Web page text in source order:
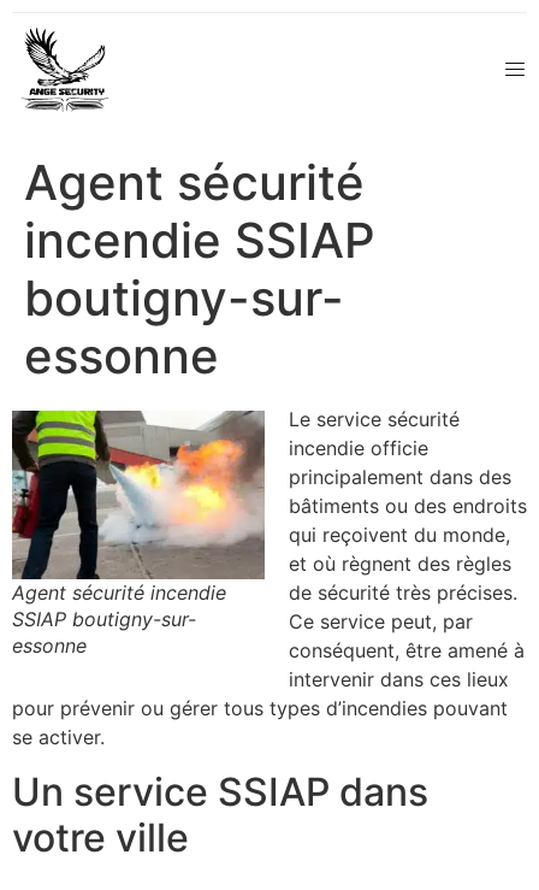
Agent sécurité
incendie SSIAP
boutigny-sur-
essonne
Agent sécurité incendie
SSIAP boutigny-sur-
essonne
Le service sécurité
incendie officie
principalement dans des
bâtiments ou des endroits
qui reçoivent du monde,
et où règnent des règles
de sécurité très précises.
Ce service peut, par
conséquent, être amené à
intervenir dans ces lieux
pour prévenir ou gérer tous types d’incendies pouvant
se activer.
Un service SSIAP dans
votre ville